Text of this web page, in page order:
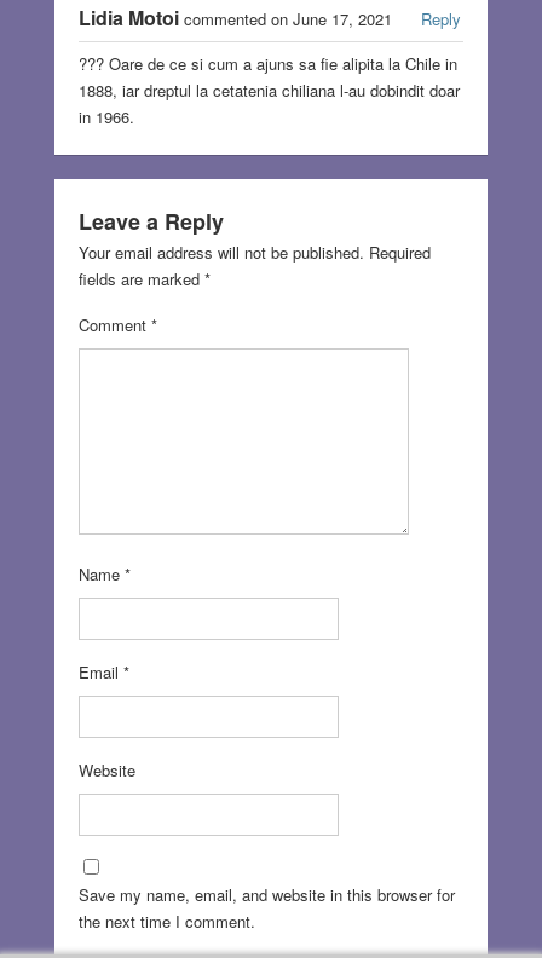
Lidia Motoicommented on June 17, 2021
Reply
??? Oare de ce si cum a ajuns sa fie alipita la Chile in
1888, iar dreptul la cetatenia chiliana l-au dobindit doar
in 1966.
Leave a Reply
Your email address will not be published. Required
fields are marked *
Comment *
Name *
Email *
Website
Save my name, email, and website in this browser for
the next time I comment.